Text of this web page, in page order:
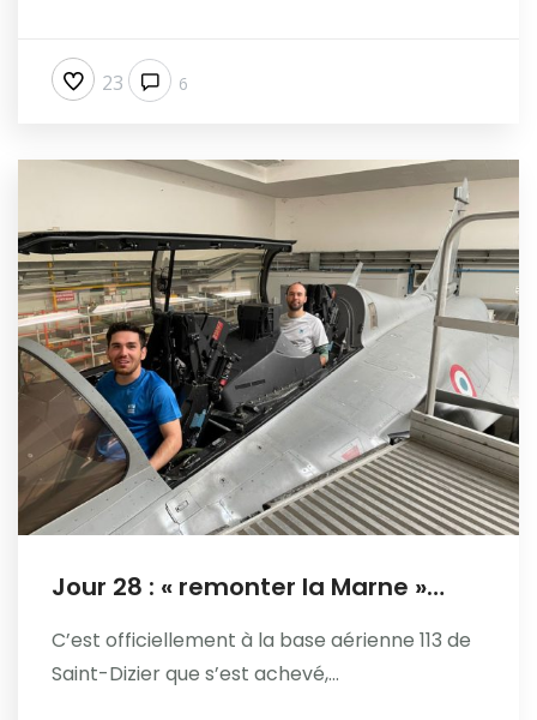
23 6
Jour 28 : « remonter la Marne »…
C’est officiellement à la base aérienne 113 de
Saint-Dizier que s’est achevé,...